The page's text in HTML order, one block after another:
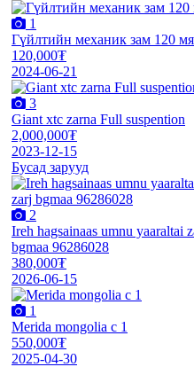
1
Гүйлтийн механик зам 120
120,000₮
2024-06-21
3
Giant xtc zarna Full suspention
2,000,000₮
2023-12-15
Бусад зарууд
2
Ireh hagsainaas umnu yaaraltai
bgmaa 96286028
380,000₮
2026-06-15
1
Merida mongolia c 1
550,000₮
2025-04-30